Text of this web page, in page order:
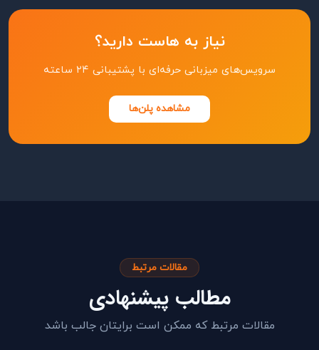
نیاز به هاست دارید؟
سرویس‌های میزبانی حرفه‌ای با پشتیبانی ۲۴ ساعته
مشاهده پلن‌ها
مقالات مرتبط
مطالب پیشنهادی
مقالات مرتبط که ممکن است برایتان جالب باشد